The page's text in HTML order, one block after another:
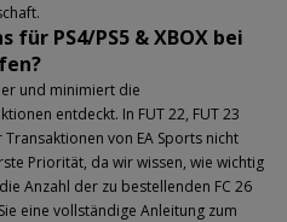
für PS4/PS5 & XBOX bei
und minimiert die
entdeckt. In FUT 22, FUT 23
von EA Sports nicht
Priorität, da wir wissen, wie wichtig
Anzahl der zu bestellenden FC 26
eine vollständige Anleitung zum